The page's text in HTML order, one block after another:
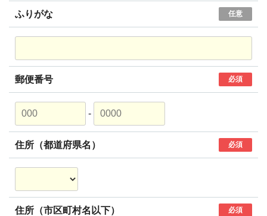
ふりがな 任意
郵便番号 必須
-
住所（都道府県名） 必須
住所（市区町村名以下） 必須